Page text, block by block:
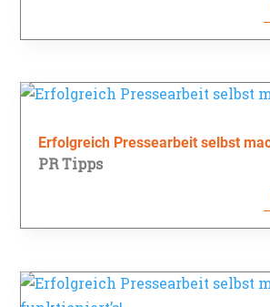
Erfolgreich Pressearbeit selbst
PR Tipps